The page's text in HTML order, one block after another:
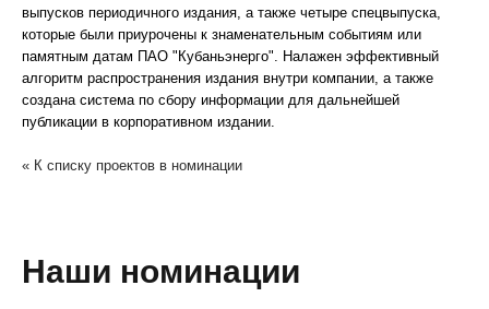
выпусков периодичного издания, а также четыре спецвыпуска,
которые были приурочены к знаменательным событиям или
памятным датам ПАО "Кубаньэнерго". Налажен эффективный
алгоритм распространения издания внутри компании, а также
создана система по сбору информации для дальнейшей
публикации в корпоративном издании.
« К списку проектов в номинации
Наши номинации